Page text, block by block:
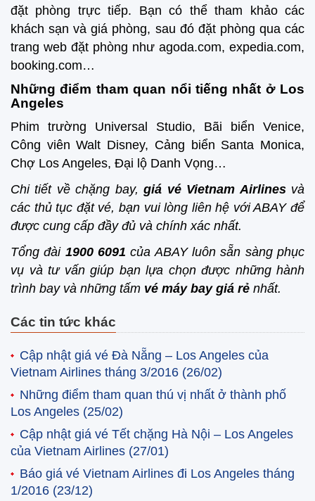
đặt phòng trực tiếp. Bạn có thể tham khảo các
khách sạn và giá phòng, sau đó đặt phòng qua các
trang web đặt phòng như agoda.com, expedia.com,
booking.com…
Những điểm tham quan nổi tiếng nhất ở Los
Angeles
Phim trường Universal Studio, Bãi biển Venice,
Công viên Walt Disney, Cảng biển Santa Monica,
Chợ Los Angeles, Đại lộ Danh Vọng…
Chi tiết về chặng bay, giá vé Vietnam Airlinesvà
các thủ tục đặt vé, bạn vui lòng liên hệ với ABAY để
được cung cấp đầy đủ và chính xác nhất.
Tổng đài 1900 6091 của ABAY luôn sẵn sàng phục
vụ và tư vấn giúp bạn lựa chọn được những hành
trình bay và những tấm vé máy bay giá rẻ nhất.
Các tin tức khác
Cập nhật giá vé Đà Nẵng – Los Angeles của
Vietnam Airlines tháng 3/2016 (26/02)
Những điểm tham quan thú vị nhất ở thành phố
Los Angeles (25/02)
Cập nhật giá vé Tết chặng Hà Nội – Los Angeles
của Vietnam Airlines (27/01)
Báo giá vé Vietnam Airlines đi Los Angeles tháng
1/2016 (23/12)